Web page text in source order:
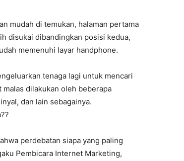
mudah di temukan, halaman pertama
disukai dibandingkan posisi kedua,
memenuhi layar handphone.
tenaga lagi untuk mencari
dilakukan oleh beberapa
dan lain sebagainya.
perdebatan siapa yang paling
Pembicara Internet Marketing,